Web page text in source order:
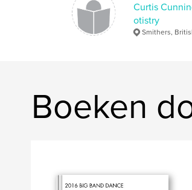
Curtis
otistry
Smithers,
Boeken